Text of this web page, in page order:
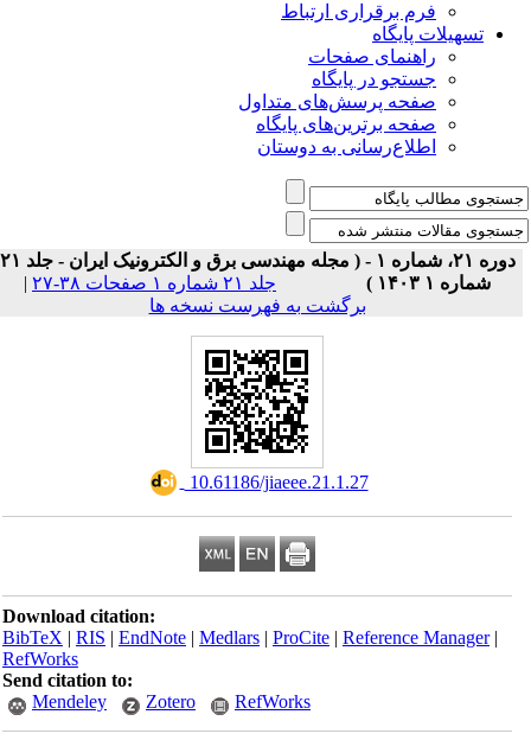
فرم برقراری ارتباط
تسهیلات پایگاه
راهنمای صفحات
جستجو در پایگاه
صفحه پرسش‌های متداول
صفحه برترین‌های پایگاه
اطلاع‌رسانی به دوستان
دوره ۲۱، شماره ۱ - ( مجله مهندسی برق و الکترونیک ایران - جلد ۲۱
شماره ۱ ۱۴۰۳ )
جلد ۲۱ شماره ۱ صفحات ۳۸-۲۷
|
برگشت به فهرست نسخه ها
‎ 10.61186/jiaeee.21.1.27
Download citation:
BibTeX|RIS|EndNote|Medlars|ProCite|Reference Manager
RefWorks
Send citation to:
Mendeley
Zotero RefWorks